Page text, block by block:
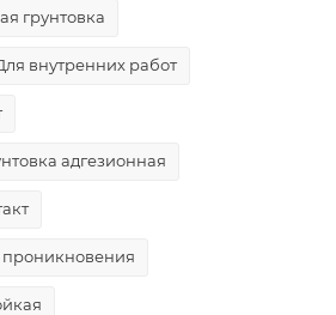
грунтовка
внутренних работ
адгезионная
проникновения